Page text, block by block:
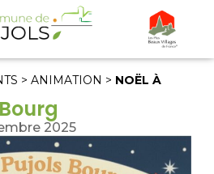
> ANIMATION > NOËL À
2025